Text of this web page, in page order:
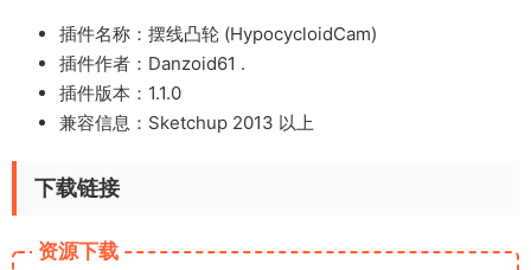
插件名称：摆线凸轮 (HypocycloidCam)
插件作者：Danzoid61 .
插件版本：1.1.0
兼容信息：Sketchup 2013 以上
下载链接
资源下载